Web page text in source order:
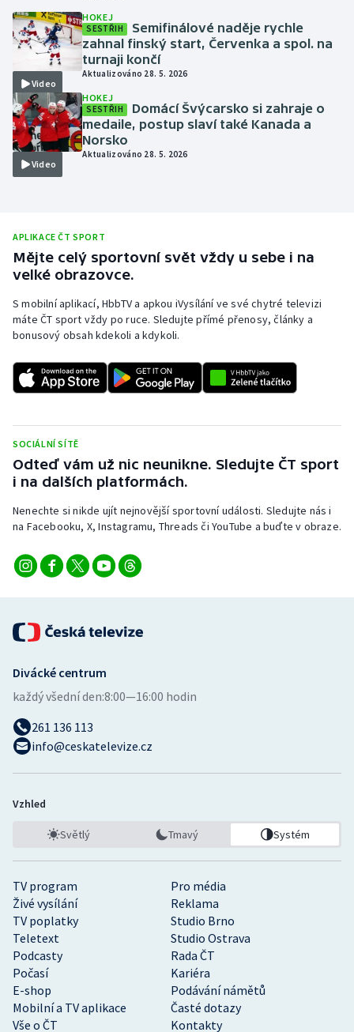
Video
HOKEJ
SESTŘIH
Semifinálové naděje rychle
zahnal finský start, Červenka a spol. na
turnaji končí
Aktualizováno 28. 5. 2026
Video
HOKEJ
SESTŘIH
Domácí Švýcarsko si zahraje o
medaile, postup slaví také Kanada a
Norsko
Aktualizováno 28. 5. 2026
APLIKACE ČT SPORT
Mějte celý sportovní svět vždy u sebe i na
velké obrazovce.
S mobilní aplikací, HbbTV a apkou iVysílání ve své chytré televizi
máte ČT sport vždy po ruce. Sledujte přímé přenosy, články a
bonusový obsah kdekoli a kdykoli.
SOCIÁLNÍ SÍTĚ
Odteď vám už nic neunikne. Sledujte ČT sport
i na dalších platformách.
Nenechte si nikde ujít nejnovější sportovní události. Sledujte nás i
na Facebooku, X, Instagramu, Threads či YouTube a buďte v obraze.
TV program
Pro média
Živé vysílání
Reklama
TV poplatky
Studio Brno
Teletext
Studio Ostrava
Podcasty
Rada ČT
Počasí
Kariéra
E-shop
Podávání námětů
Mobilní a TV aplikace
Časté dotazy
Vše o ČT
Kontakty
Divácké centrum
každý všední den:8:00—16:00 hodin
261 136 113
info@ceskatelevize.cz
Vzhled
Světlý Tmavý Systém